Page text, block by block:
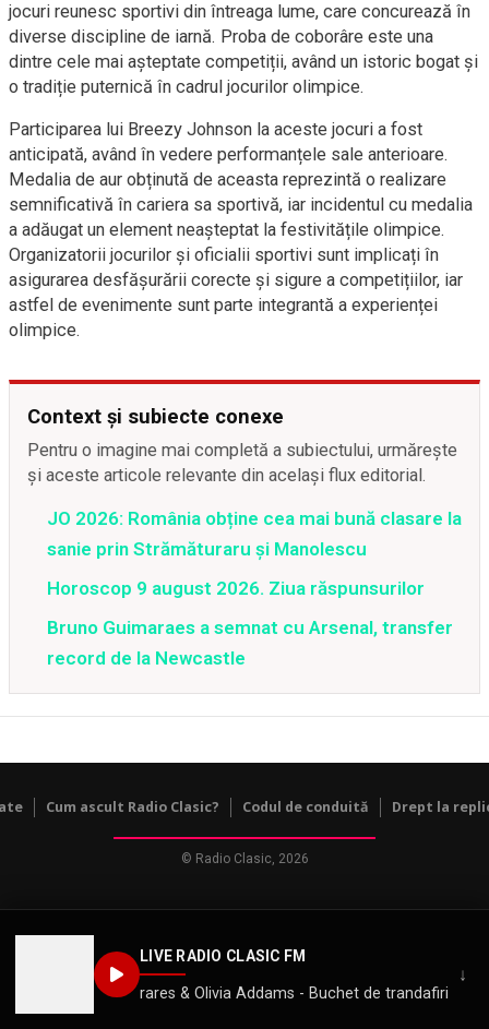
LIVE RADIO CLASIC FM
rares & Olivia Addams - Buchet de trandafiri
↓
jocuri reunesc sportivi din întreaga lume, care concurează în
diverse discipline de iarnă. Proba de coborâre este una
dintre cele mai așteptate competiții, având un istoric bogat și
o tradiție puternică în cadrul jocurilor olimpice.
Participarea lui Breezy Johnson la aceste jocuri a fost
anticipată, având în vedere performanțele sale anterioare.
Medalia de aur obținută de aceasta reprezintă o realizare
semnificativă în cariera sa sportivă, iar incidentul cu medalia
a adăugat un element neașteptat la festivitățile olimpice.
Organizatorii jocurilor și oficialii sportivi sunt implicați în
asigurarea desfășurării corecte și sigure a competițiilor, iar
astfel de evenimente sunt parte integrantă a experienței
olimpice.
Context și subiecte conexe
Pentru o imagine mai completă a subiectului, urmărește
și aceste articole relevante din același flux editorial.
JO 2026: România obține cea mai bună clasare la
sanie prin Strămăturaru și Manolescu
Horoscop 9 august 2026. Ziua răspunsurilor
Bruno Guimaraes a semnat cu Arsenal, transfer
record de la Newcastle
Cum ascult Radio Clasic? Codul de conduită Drept la
© Radio Clasic, 2026